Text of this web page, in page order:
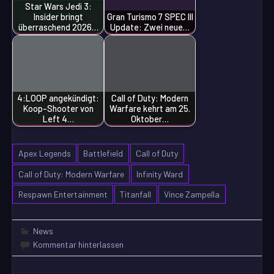
Star Wars Jedi 3:
Insider bringt
überraschend 2026…
Gran Turismo 7 SPEC III
Update: Zwei neue…
4:LOOP angekündigt:
Koop-Shooter von
Left 4…
Call of Duty: Modern
Warfare kehrt am 25.
Oktober…
Apex Legends Battlefield
Call of Duty
Call of Duty: Modern Warfare
Infinity Ward
Respawn Entertainment
Titanfall Vince Zampella
News
Kommentar hinterlassen